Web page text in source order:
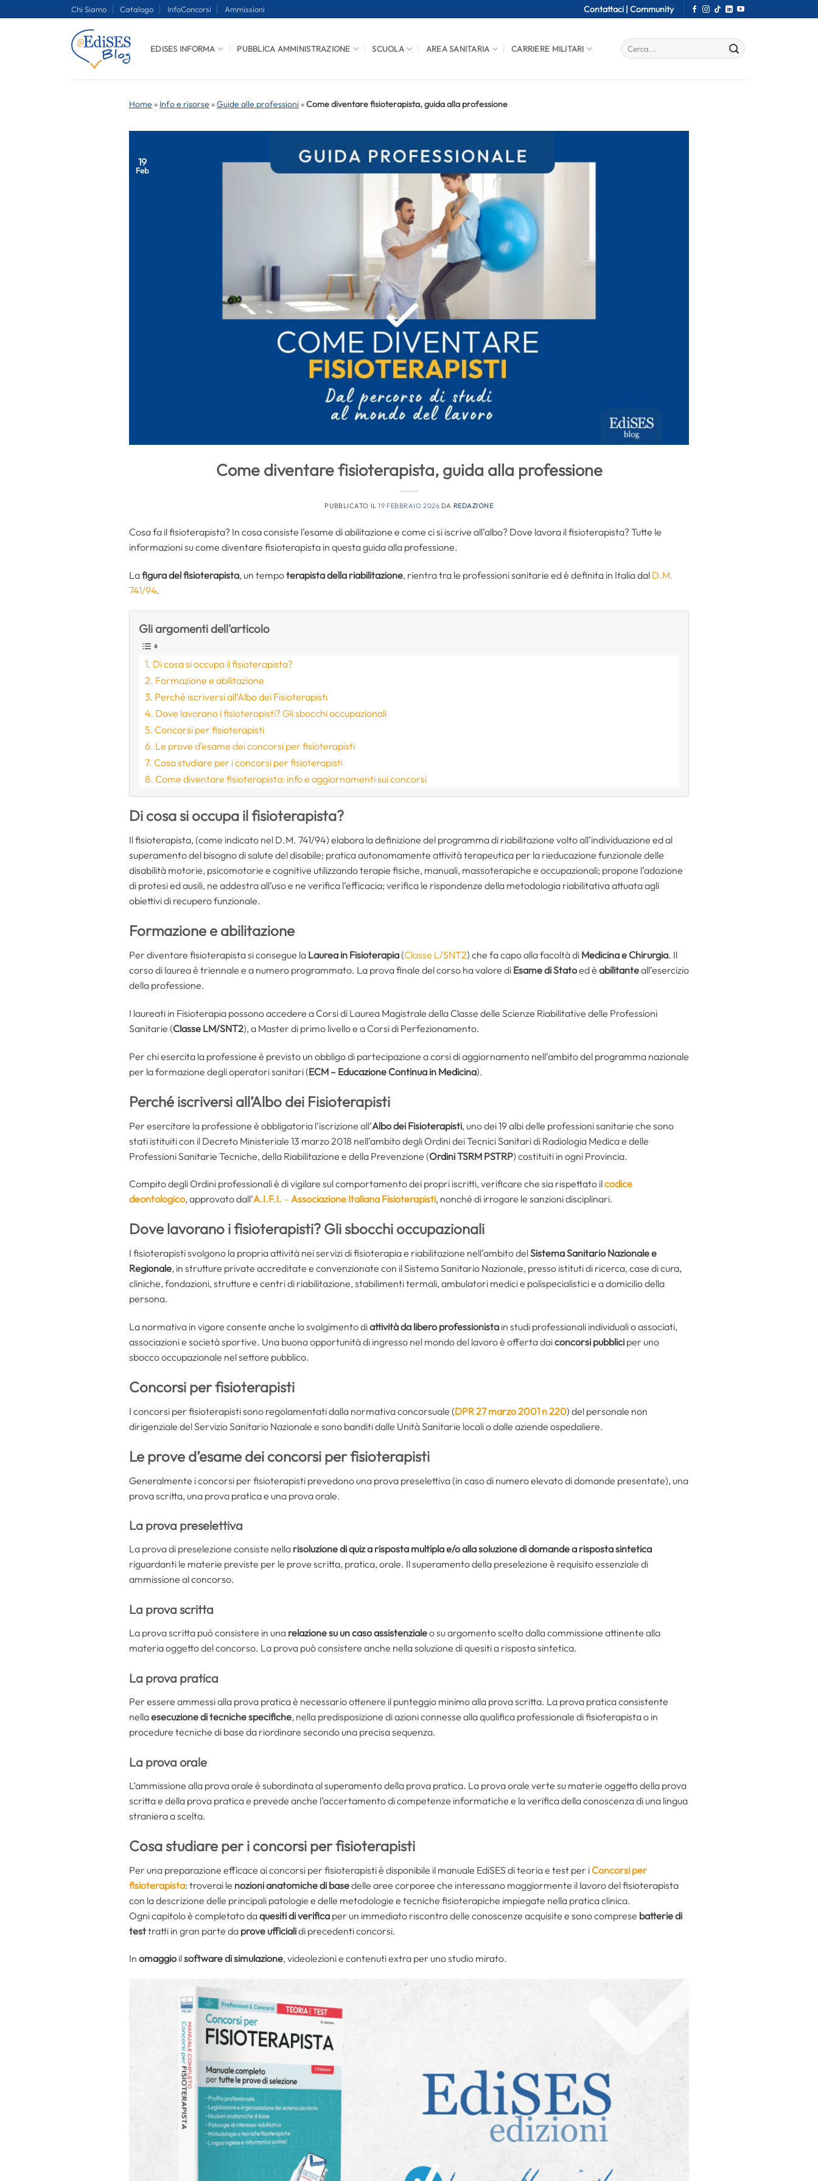
Chi Siamo Catalogo InfoConcorsi Ammissioni Contattaci | Community
EDISES INFORMA PUBBLICA AMMINISTRAZIONE SCUOLA AREA SANITARIA CARRIERE MILITARI
Home » Info e risorse »Guide alle professioni »Come diventare fisioterapista, guida alla professione
19
Feb
Come diventare fisioterapista, guida alla professione
PUBBLICATO IL19 FEBBRAIO 2026 DA REDAZIONE
Cosa fa il fisioterapista? In cosa consiste l’esame di abilitazione e come ci si iscrive all’albo? Dove lavora il fisioterapista? Tutte le
informazioni su come diventare fisioterapista in questa guida alla professione.
Lafigura del fisioterapista, un tempoterapista della riabilitazione, rientra tra le professioni sanitarie ed è definita in Italia dal D.M.
741/94.
Gli argomenti dell'articolo
Di cosa si occupa il fisioterapista?
Formazione e abilitazione
Perché iscriversi all’Albo dei Fisioterapisti
Dove lavorano i fisioterapisti? Gli sbocchi occupazionali
Concorsi per fisioterapisti
Le prove d’esame dei concorsi per fisioterapisti
Cosa studiare per i concorsi per fisioterapisti
Come diventare fisioterapista: info e aggiornamenti sui concorsi
Di cosa si occupa il fisioterapista?
Il fisioterapista, (come indicato nel D.M. 741/94) elabora la definizione del programma di riabilitazione volto all’individuazione ed al
superamento del bisogno di salute del disabile; pratica autonomamente attività terapeutica per la rieducazione funzionale delle
disabilità motorie, psicomotorie e cognitive utilizzando terapie fisiche, manuali, massoterapiche e occupazionali; propone l’adozione
di protesi ed ausili, ne addestra all’uso e ne verifica l’efficacia; verifica le rispondenze della metodologia riabilitativa attuata agli
obiettivi di recupero funzionale.
Formazione e abilitazione
Per diventare fisioterapista si consegue la Laurea in Fisioterapia(Classe L/SNT2) che fa capo alla facoltà di Medicina e Chirurgia. Il
corso di laurea è triennale e a numero programmato. La prova finale del corso ha valore di Esame di Statoed è abilitanteall’esercizio
della professione.
I laureati in Fisioterapia possono accedere a Corsi di Laurea Magistrale della Classe delle Scienze Riabilitative delle Professioni
Sanitarie (Classe LM/SNT2), a Master di primo livello e a Corsi di Perfezionamento.
Per chi esercita la professione è previsto un obbligo di partecipazione a corsi di aggiornamento nell’ambito del programma nazionale
per la formazione degli operatori sanitari (ECM – Educazione Continua in Medicina).
Perché iscriversi all’Albo dei Fisioterapisti
Per esercitare la professione è obbligatoria l’iscrizione all’Albo dei Fisioterapisti, uno dei 19 albi delle professioni sanitarie che sono
stati istituiti con il Decreto Ministeriale 13 marzo 2018 nell’ambito degli Ordini dei Tecnici Sanitari di Radiologia Medica e delle
Professioni Sanitarie Tecniche, della Riabilitazione e della Prevenzione (Ordini TSRM PSTRP) costituiti in ogni Provincia.
Compito degli Ordini professionali è di vigilare sul comportamento dei propri iscritti, verificare che sia rispettato ilcodice
deontologico, approvato dall’A.I.F.I. – Associazione Italiana Fisioterapisti, nonché di irrogare le sanzioni disciplinari.
Dove lavorano i fisioterapisti? Gli sbocchi occupazionali
I fisioterapisti svolgono la propria attività nei servizi di fisioterapia e riabilitazione nell’ambito delSistema Sanitario Nazionale e
Regionale, in strutture private accreditate e convenzionate con il Sistema Sanitario Nazionale, presso istituti di ricerca, case di cura,
cliniche, fondazioni, strutture e centri di riabilitazione, stabilimenti termali, ambulatori medici e polispecialistici e a domicilio della
persona.
La normativa in vigore consente anche lo svolgimento diattività da libero professionista in studi professionali individuali o associati,
associazioni e società sportive. Una buona opportunità di ingresso nel mondo del lavoro è offerta daiconcorsi pubblici per uno
sbocco occupazionale nel settore pubblico.
Concorsi per fisioterapisti
I concorsi per fisioterapisti sono regolamentati dalla normativa concorsuale (DPR 27 marzo 2001 n 220) del personale non
dirigenziale del Servizio Sanitario Nazionale e sono banditi dalle Unità Sanitarie locali o dalle aziende ospedaliere.
Le prove d’esame dei concorsi per fisioterapisti
Generalmente i concorsi per fisioterapisti prevedono una prova preselettiva (in caso di numero elevato di domande presentate), una
prova scritta, una prova pratica e una prova orale.
La prova preselettiva
La prova di preselezione consiste nella risoluzione di quiz a risposta multipla e/o alla soluzione di domande a risposta sintetica
riguardanti le materie previste per le prove scritta, pratica, orale. Il superamento della preselezione è requisito essenziale di
ammissione al concorso.
La prova scritta
La prova scritta può consistere in una relazione su un caso assistenzialeo su argomento scelto dalla commissione attinente alla
materia oggetto del concorso. La prova può consistere anche nella soluzione di quesiti a risposta sintetica.
La prova pratica
Per essere ammessi alla prova pratica è necessario ottenere il punteggio minimo alla prova scritta. La prova pratica consistente
nellaesecuzione di tecniche specifiche, nella predisposizione di azioni connesse alla qualifica professionale di fisioterapista o in
procedure tecniche di base da riordinare secondo una precisa sequenza.
La prova orale
L’ammissione alla prova orale è subordinata al superamento della prova pratica. La prova orale verte su materie oggetto della prova
scritta e della prova pratica e prevede anche l’accertamento di competenze informatiche e la verifica della conoscenza di una lingua
straniera a scelta.
Cosa studiare per i concorsi per fisioterapisti
Per una preparazione efficace ai concorsi per fisioterapisti è disponibile il manuale EdiSES di teoria e test per iConcorsi per
fisioterapista: troverai le nozioni anatomiche di basedelle aree corporee che interessano maggiormente il lavoro del fisioterapista
con la descrizione delle principali patologie e delle metodologie e tecniche fisioterapiche impiegate nella pratica clinica.
Ogni capitolo è completato daquesiti di verifica per un immediato riscontro delle conoscenze acquisite e sono comprese batterie di
testtratti in gran parte da prove ufficialidi precedenti concorsi.
In omaggio ilsoftware di simulazione, videolezioni e contenuti extra per uno studio mirato.